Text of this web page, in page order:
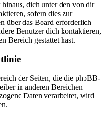
hinaus, dich unter den von dir
sofern dies zur
über das Board erforderlich
Benutzer dich kontaktieren,
Bereich gestattet hast.
der Seiten, die die phpBB-
in anderen Bereichen
Daten verarbeitet, wird